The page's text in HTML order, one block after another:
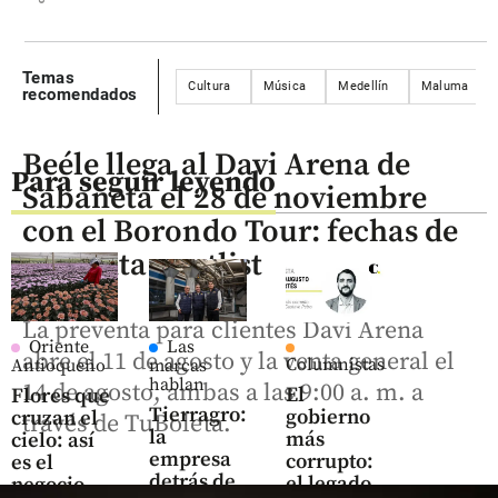
Temas
recomendados
Cultura Música Medellín Maluma
Para seguir leyendo
Oriente
Antioqueño
Flores que
cruzan el
cielo: así
es el
negocio
Las
marcas
hablan
Tierragro:
la
empresa
detrás de
Columnistas
El
gobierno
más
corrupto:
el legado
Beéle llega al Davi Arena de
Sabaneta el 28 de noviembre
con el Borondo Tour: fechas de
preventa y setlist
La preventa para clientes Davi Arena
abre el 11 de agosto y la venta general el
14 de agosto, ambas a las 9:00 a. m. a
través de TuBoleta.